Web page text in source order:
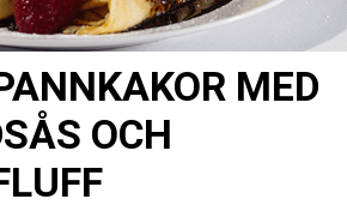
MED
OCH